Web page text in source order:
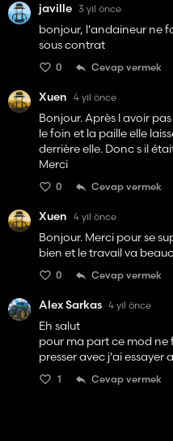
javille 3 yıl önce
bonjour, l'andaineur ne
sous contrat
0 Cevap vermek
Xuen 4 yıl önce
Bonjour. Après l avoir
le foin et la paille elle
derrière elle. Donc s il
Merci
0 Cevap vermek
Xuen 4 yıl önce
Bonjour. Merci pour se
bien et le travail va
0 Cevap vermek
Alex Sarkas 4 yıl önce
Eh salut
pour ma part ce mod ne
presser avec j'ai essayer
1 Cevap vermek